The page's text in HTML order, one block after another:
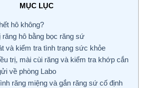
MỤC LỤC
hô không?
răng hô bằng bọc răng sứ
và kiểm tra tình trạng sức khỏe
trị, mài cùi răng và kiểm tra khớp cắn
về phòng Labo
răng miệng và gắn răng sứ cố định